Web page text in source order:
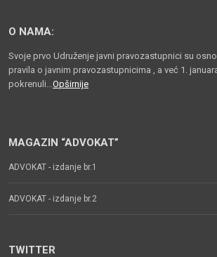
O NAMA:
Svoje prvo Udruženje javni pravozastupnici su
pravila o javnim pravozastupnicima , a već 1.
pokrenuli…Opširnije
MAGAZIN “ADVOKAT”
ADVOKAT - izdanje br.1
ADVOKAT - izdanje br.2
TWITTER